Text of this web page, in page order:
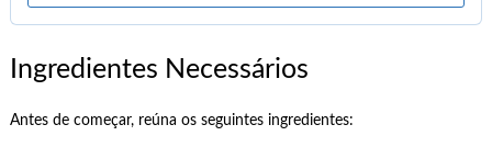
Ingredientes Necessários
Antes de começar, reúna os seguintes ingredientes: